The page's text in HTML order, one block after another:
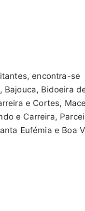
encontra-se
Bidoeira
e Cortes,
e Carreira,
Eufémia e Boa